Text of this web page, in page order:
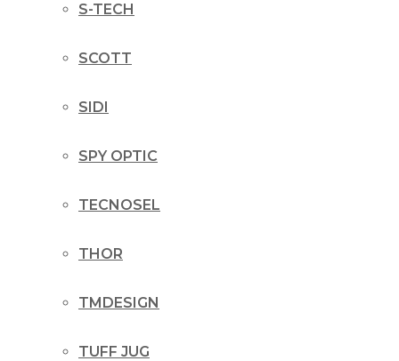
S-TECH
SCOTT
SIDI
SPY OPTIC
TECNOSEL
THOR
TMDESIGN
TUFF JUG